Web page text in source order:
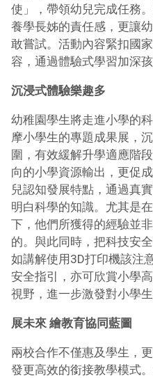
使」，帶領幼兒完成任務
養學長姊的責任感，更讓
敢嘗試。活動內容緊扣國
容，通過體驗式學習加深孩
沉浸式體驗樂趣多
幼稚園學生將走進小學的
摩小學生的專題成果展，
圍，有效緩解升學適應階
向的小學資源輸出，更促
兒認知發展特點，通過真
明白科學的知識。尤其是
下，他們所獲得的經驗並
的。與此同時，把科技安
如講解使用3D打印機該注
安全指引，亦可欣賞小學
視野，進一步激發對小學
展未來 繪教育協同藍圖
兩校合作不僅惠及學生，
發更高效的銜接教學模式